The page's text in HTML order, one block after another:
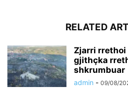
RELATED
Zjarri rrethoi
gjithçka
shkrumbuar
admin - 09/08/